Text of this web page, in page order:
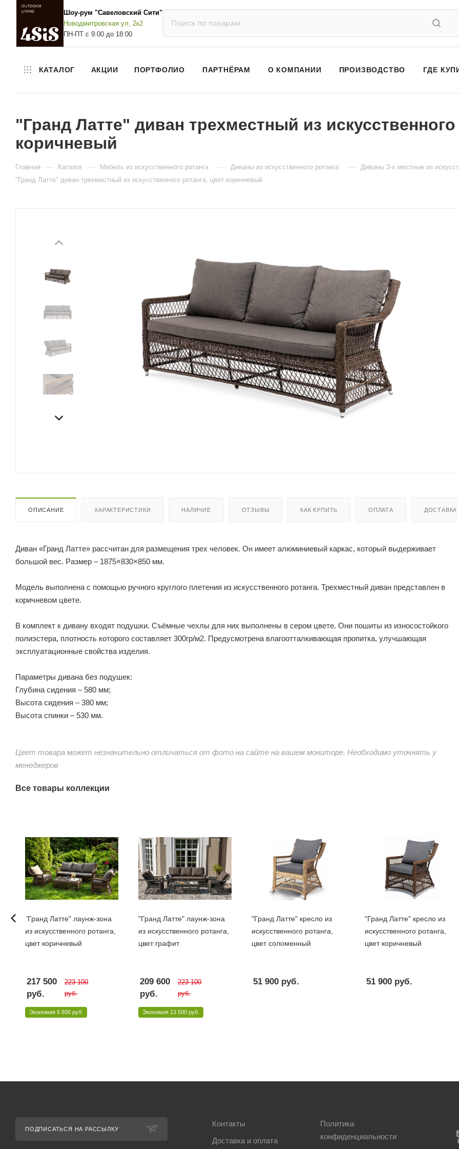
Шоу-рум "Савеловский Сити"
Новодмитровская ул, 2к2
ПН-ПТ с 9:00 до 18:00
КАТАЛОГ АКЦИИ ПОРТФОЛИО ПАРТНЁРАМ О КОМПАНИИ ПРОИЗВОДСТВО ГДЕ
"Гранд Латте" диван трехместный из искусственного
коричневый
Главная — Каталог — Мебель из искусственного ротанга — Диваны из искусственного ротанга — Диваны 3-х местные из
"Гранд Латте" диван трехместный из искусственного ротанга, цвет коричневый
ОПИСАНИЕ ХАРАКТЕРИСТИКИ НАЛИЧИЕ ОТЗЫВЫ КАК КУПИТЬ ОПЛАТА ДОСТАВКА
Диван «Гранд Латте» рассчитан для размещения трех человек. Он имеет алюминиевый каркас, который выдерживает
большой вес. Размер – 1875×830×850 мм.
Модель выполнена с помощью ручного круглого плетения из искусственного ротанга. Трехместный диван представлен в
коричневом цвете.
В комплект к дивану входят подушки. Съёмные чехлы для них выполнены в сером цвете. Они пошиты из износостойкого
полиэстера, плотность которого составляет 300гр/м2. Предусмотрена влагоотталкивающая пропитка, улучшающая
эксплуатационные свойства изделия.
Параметры дивана без подушек:
Глубина сидения – 580 мм;
Высота сидения – 380 мм;
Высота спинки – 530 мм.
Цвет товара может незначительно отличаться от фото на сайте на вашем мониторе. Необходимо уточнять у
менеджеров
Все товары коллекции
"Гранд Латте" лаунж-зона
из искусственного ротанга,
цвет коричневый
217 500
руб.
223 100
руб.
Экономия 5 600 руб.
"Гранд Латте" лаунж-зона
из искусственного ротанга,
цвет графит
209 600
руб.
223 100
руб.
Экономия 13 500 руб.
"Гранд Латте" кресло из
искусственного ротанга,
цвет соломенный
51 900 руб.
"Гранд Латте" кресло из
искусственного ротанга,
цвет коричневый
51 900 руб.
ПОДПИСАТЬСЯ НА РАССЫЛКУ
Контакты
Доставка и оплата
Политика
конфиденциальности